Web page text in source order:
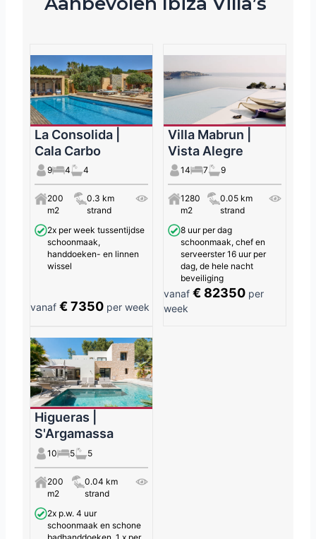
La Consolida |
Cala Carbo
9 4 4
200
m2
0.3 km
strand
2x per week tussentijdse
schoonmaak,
handdoeken- en linnen
wissel
vanaf€ 7350 per week
Villa Mabrun |
Vista Alegre
14 7 9
1280
m2
0.05 km
strand
8 uur per dag
schoonmaak, chef en
serveerster 16 uur per
dag, de hele nacht
beveiliging
vanaf€ 82350 per
week
Higueras |
S'Argamassa
10 5 5
200
m2
0.04 km
strand
2x p.w. 4 uur
schoonmaak en schone